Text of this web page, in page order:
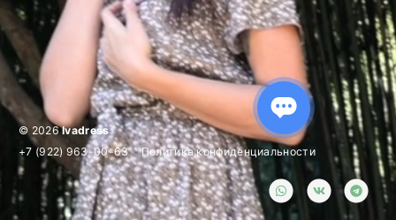
© 2026Ivadress
+7 (922) 963-00-63
Политика конфиденциальности